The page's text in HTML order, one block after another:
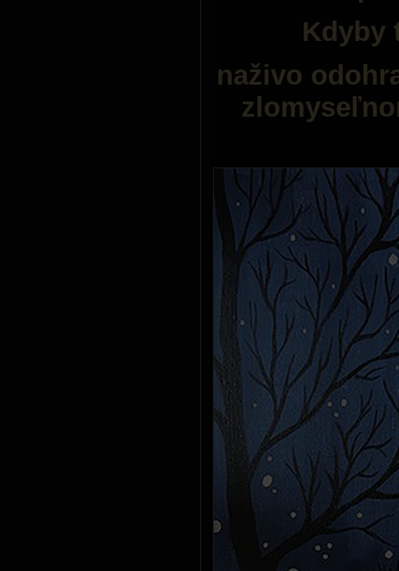
Kdyby
naživo